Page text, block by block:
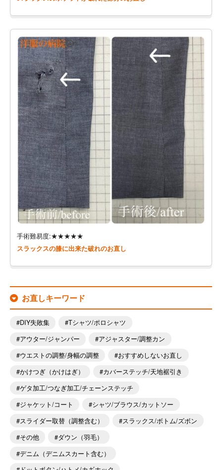
手術難易度:★★★★★
スラックスの膝に出来た破れのお直し
お直しキーワード
DIY失敗集
Tシャツ/ポロシャツ
アウター/ジャンパー
アジャスター/調整カン
ウエストの調整/身幅の調整
おすすめしないお直し
かけつぎ（かけはぎ）
カバーステッチ/天地裾引き
ゲタ加工/つなぎ加工/チェーンステッチ
ジャケット/コート
シャツ/ブラウス/カットソー
スライダー取替（調整含む）
スラックス/ボトム/ズボン
その他
ダウン（羽毛）
デニム（デニムスカート含む）